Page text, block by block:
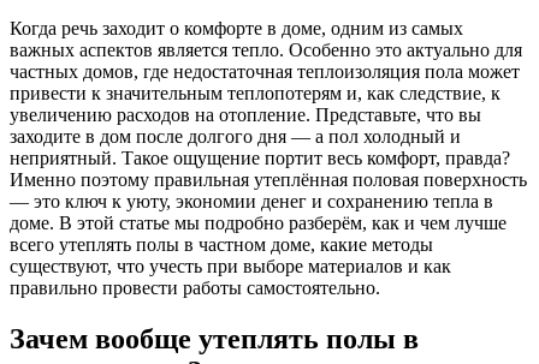
Когда речь заходит о комфорте в доме, одним из самых
важных аспектов является тепло. Особенно это актуально для
частных домов, где недостаточная теплоизоляция пола может
привести к значительным теплопотерям и, как следствие, к
увеличению расходов на отопление. Представьте, что вы
заходите в дом после долгого дня — а пол холодный и
неприятный. Такое ощущение портит весь комфорт, правда?
Именно поэтому правильная утеплённая половая поверхность
— это ключ к уюту, экономии денег и сохранению тепла в
доме. В этой статье мы подробно разберём, как и чем лучше
всего утеплять полы в частном доме, какие методы
существуют, что учесть при выборе материалов и как
правильно провести работы самостоятельно.
Зачем вообще утеплять полы в